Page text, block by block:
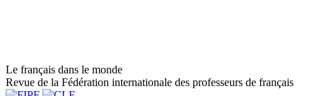
Le français dans le monde
Revue de la Fédération internationale des professeurs de français